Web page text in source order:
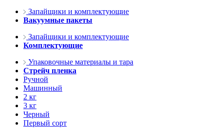
Запайщики и комплектующие
Вакуумные пакеты
Запайщики и комплектующие
Комплектующие
Упаковочные материалы и тара
Стрейч пленка
Ручной
Машинный
2 кг
3 кг
Черный
Первый сорт